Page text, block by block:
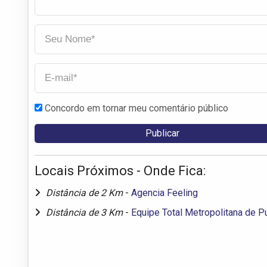
Concordo em tornar meu comentário público
Locais Próximos - Onde Fica:
Distância de 2 Km - Agencia Feeling
Distância de 3 Km - Equipe Total Metropolitana de